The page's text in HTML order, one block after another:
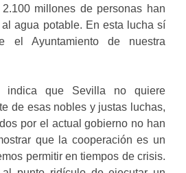
millones de personas han
agua potable. En esta lucha sí
el Ayuntamiento de nuestra
indica que Sevilla no quiere
de esas nobles y justas luchas,
por el actual gobierno no han
que la cooperación es un
permitir en tiempos de crisis.